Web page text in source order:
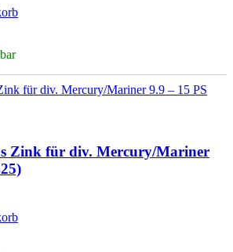
Zink für div. Mercury/Mariner